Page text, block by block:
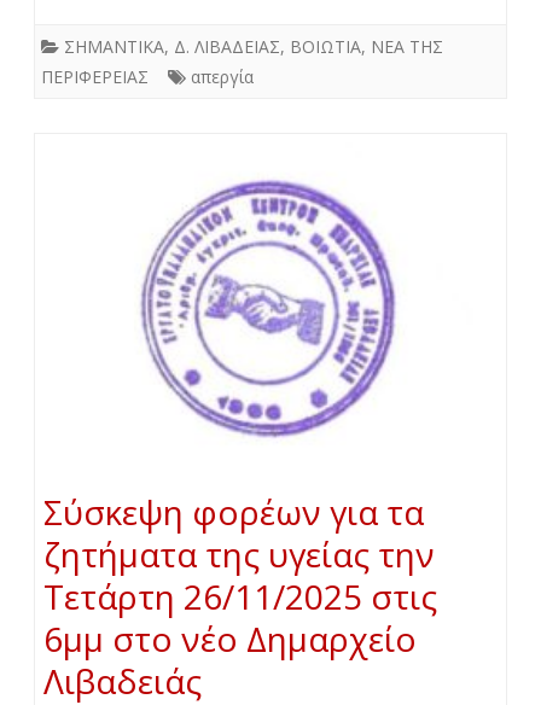
ΣΗΜΑΝΤΙΚΑ, Δ. ΛΙΒΑΔΕΙΑΣ, ΒΟΙΩΤΙΑ, ΝΕΑ ΤΗΣ
ΠΕΡΙΦΕΡΕΙΑΣ
απεργία
Σύσκεψη φορέων για τα
ζητήματα της υγείας την
Τετάρτη 26/11/2025 στις
6μμ στο νέο Δημαρχείο
Λιβαδειάς